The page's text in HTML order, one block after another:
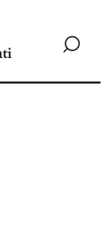
Siirry